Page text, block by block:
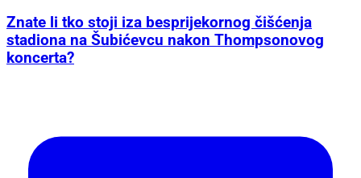
Znate li tko stoji iza besprijekornog čišćenja
stadiona na Šubićevcu nakon Thompsonovog
koncerta?